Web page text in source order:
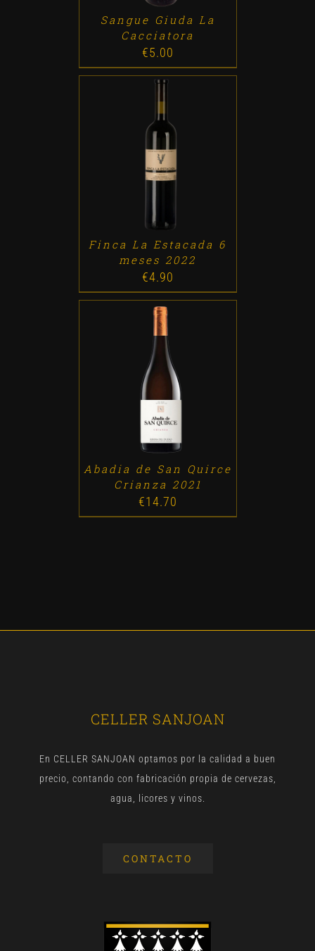
Sangue Giuda La
Cacciatora
€5.00
/
Finca La Estacada 6
meses 2022
€4.90
ADD TO CART DETALLES
Abadia de San Quirce
Crianza 2021
€14.70
CELLER SANJOAN
En CELLER SANJOAN optamos por la calidad a buen
precio, contando con fabricación propia de cervezas,
agua, licores y vinos.
CONTACTO